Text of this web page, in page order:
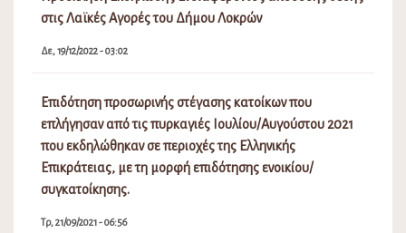
στις Λαϊκές Αγορές του Δήμου Λοκρών
Δε, 19/12/2022 - 03:02
Επιδότηση προσωρινής στέγασης κατοίκων που
επλήγησαν από τις πυρκαγιές Ιουλίου/Αυγούστου 2021
που εκδηλώθηκαν σε περιοχές της Ελληνικής
Επικράτειας, με τη μορφή επιδότησης ενοικίου/
συγκατοίκησης.
Τρ, 21/09/2021 - 06:56